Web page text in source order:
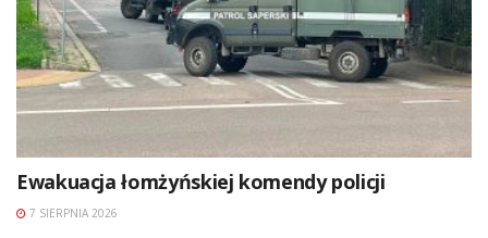
Ewakuacja łomżyńskiej komendy policji
7 SIERPNIA 2026